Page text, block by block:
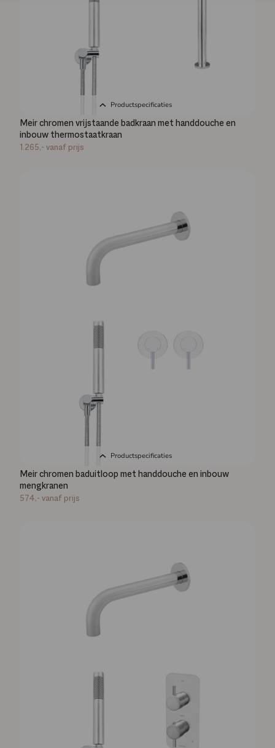
Productspecificaties
Meir chromen vrijstaande badkraan met handdouche en
inbouw thermostaatkraan
1.265,- vanaf prijs
Productspecificaties
Meir chromen baduitloop met handdouche en inbouw
mengkranen
574,- vanaf prijs